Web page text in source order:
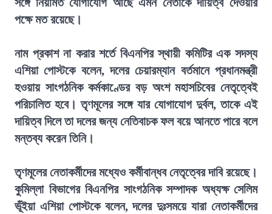
পক্ষে মত রয়েছে।
নাম প্রকাশ না করার শর্তে বিএনপির স্থায়ী কমিটির এক সদস্য
এশিয়া পোস্টকে বলেন, দলের চেয়ারম্যান বর্তমানে প্রধানমন্ত্রী
হওয়ায় সাংগঠনিক কর্মকাণ্ডের বড় অংশ মহাসচিবের নেতৃত্বেই
পরিচালিত হবে। তৃণমূলের সঙ্গে যার যোগাযোগ দুর্বল, তাকে এই
দায়িত্ব দিলে তা দলের জন্য নেতিবাচক ফল বয়ে আনতে পারে বলে
মন্তব্য করেন তিনি।
তৃণমূলের নেতাকর্মীদের মধ্যেও কর্মীবান্ধব নেতৃত্বের দাবি রয়েছে।
কুমিল্লা বিভাগের বিএনপির সাংগঠনিক সম্পাদক অধ্যক্ষ সেলিম
ভূঁইয়া এশিয়া পোস্টকে বলেন, দলের দুঃসময়ে যারা নেতাকর্মীদের